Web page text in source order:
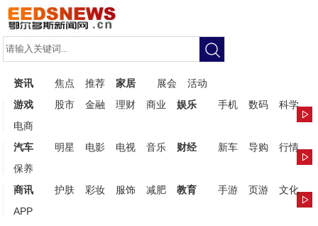
资讯 焦点 推荐 家居 展会
活动
游戏
股市 金融 理财 商业 娱乐 手机 数码
科学
电商
汽车
明星 电影 电视 音乐 财经 新车 导购
行情
保养
商讯
护肤 彩妆 服饰 减肥 教育 手游 页游
文化
APP